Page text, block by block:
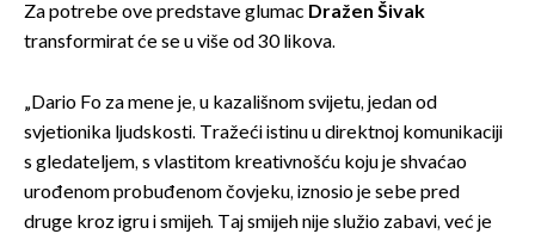
Za potrebe ove predstave glumac Dražen Šivak
transformirat će se u više od 30 likova.
„Dario Fo za mene je, u kazališnom svijetu, jedan od
svjetionika ljudskosti. Tražeći istinu u direktnoj komunikaciji
s gledateljem, s vlastitom kreativnošću koju je shvaćao
urođenom probuđenom čovjeku, iznosio je sebe pred
druge kroz igru i smijeh. Taj smijeh nije služio zabavi, već je